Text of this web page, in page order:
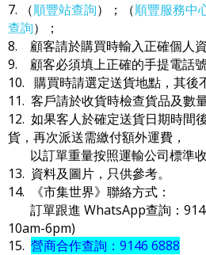
7. （順豐站查詢）；（順豐服務中
查詢）；
8. 顧客請於購買時輸入正確個人
9. 顧客必須填上正確的手提電話
10. 購買時請選定送貨地點，其後
11. 客戶請於收貨時檢查貨品及數
12. 如果客人於確定送貨日期時間
貨，再次派送需繳付額外運費，
以訂單重量按照運輸公司標準收
13. 資料及圖片，只供參考。
14. 《市集世界》聯絡方式：
訂單跟進 WhatsApp查詢：
10am-6pm)
15. 營商合作查詢：9146 6888